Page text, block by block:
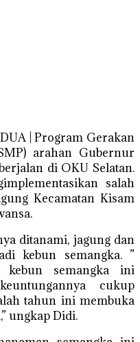
| Program Gerakan
arahan Gubernur
di OKU Selatan.
salah
Kecamatan Kisam
ditanami, jagung dan
kebun semangka. ”
kebun semangka ini
cukup
tahun ini membuka
ungkap Didi.